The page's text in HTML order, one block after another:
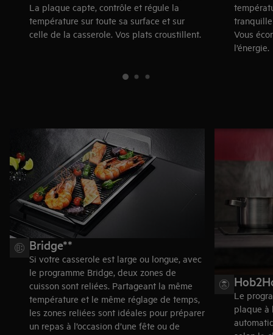
La plaque capte, contrôle et régule la
température sur toute sa surface et sur
celle de la casserole. Vos plats croustillent.
Vous
l’énergie.
Bridge**
Si votre casserole est large ou longue, avec
le programme Bridge, deux zones de
cuisson sont reliées. Partageant la même
température et le même réglage de temps,
les zones reliées sont idéales pour préparer
un repas à l’occasion d’une fête ou de
Le
plaque à